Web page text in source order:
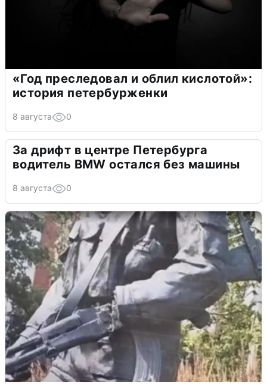
«Год преследовал и облил кислотой»:
история петербурженки
8 августа 0
За дрифт в центре Петербурга
водитель BMW остался без машины
8 августа 0